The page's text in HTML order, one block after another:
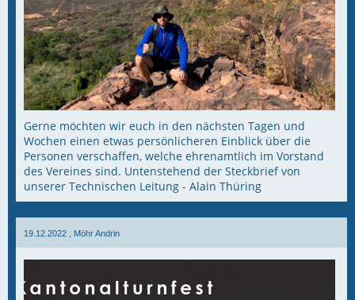
Gerne möchten wir euch in den nächsten Tagen und
Wochen einen etwas persönlicheren Einblick über die
Personen verschaffen, welche ehrenamtlich im Vorstand
des Vereines sind. Untenstehend der Steckbrief von
unserer Technischen Leitung - Alain Thüring
19.12.2022 , Möhr Andrin